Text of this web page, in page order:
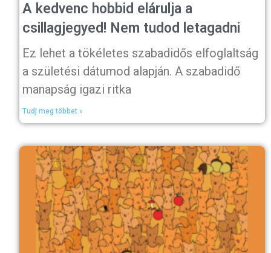
A kedvenc hobbid elárulja a
csillagjegyed! Nem tudod letagadni
Ez lehet a tökéletes szabadidős elfoglaltság
a születési dátumod alapján. A szabadidő
manapság igazi ritka
Tudj meg többet »